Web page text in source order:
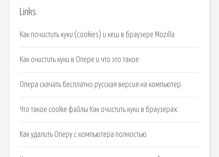
Links
Как почистить куки (cookies) и кеш в браузере Mozilla.
Как очистить куки в Опере и что это такое.
Опера скачать бесплатно русская версия на компьютер.
Что такое cookie файлы Как очистить куки в браузерах.
Как удалить Оперу с компьютера полностью.